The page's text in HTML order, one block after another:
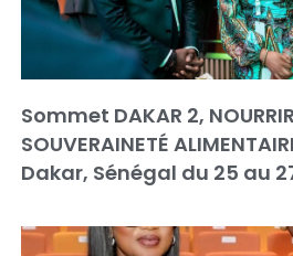
Sommet DAKAR 2, NOURRIR
SOUVERAINETÉ
Dakar, Sénégal du 25 au